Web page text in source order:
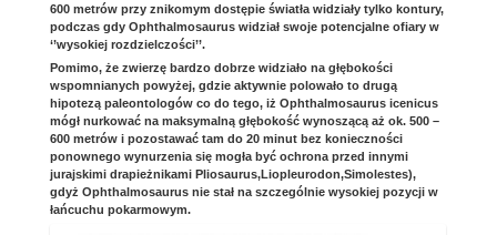
600 metrów przy znikomym dostępie światła widziały tylko kontury,
podczas gdy Ophthalmosaurus widział swoje potencjalne ofiary w
‘’wysokiej rozdzielczości’’.
Pomimo, że zwierzę bardzo dobrze widziało na głębokości
wspomnianych powyżej, gdzie aktywnie polowało to drugą
hipotezą paleontologów co do tego, iż Ophthalmosaurus icenicus
mógł nurkować na maksymalną głębokość wynoszącą aż ok. 500 –
600 metrów i pozostawać tam do 20 minut bez konieczności
ponownego wynurzenia się mogła być ochrona przed innymi
jurajskimi drapieżnikami Pliosaurus,Liopleurodon,Simolestes),
gdyż Ophthalmosaurus nie stał na szczególnie wysokiej pozycji w
łańcuchu pokarmowym.